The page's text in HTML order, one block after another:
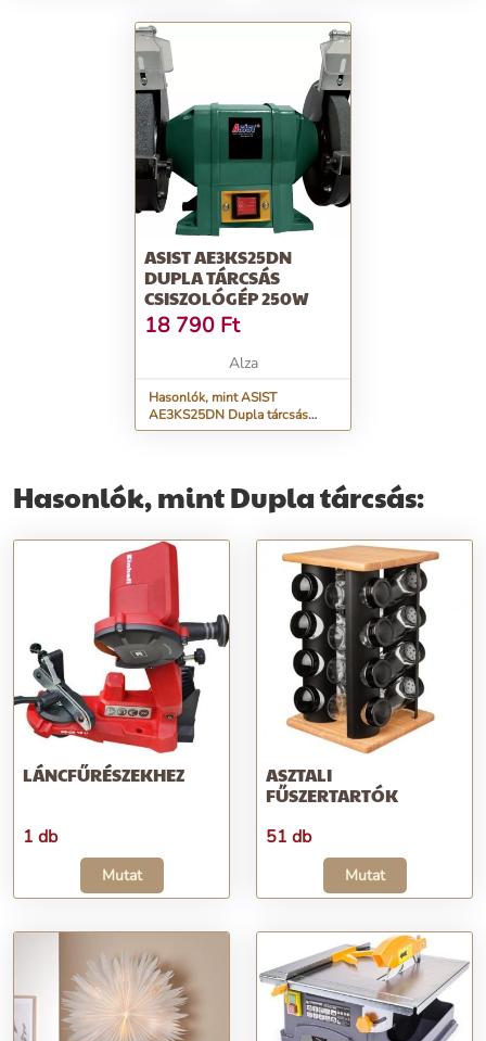
ASIST AE3KS25DN
DUPLA TÁRCSÁS
CSISZOLÓGÉP 250W
18 790 Ft
Alza
Hasonlók, mint ASIST
AE3KS25DN Dupla tárcsás
csiszológép 250W
Hasonlók, mint Dupla tárcsás:
LÁNCFŰRÉSZEKHEZ
1 db
Mutat
ASZTALI
FŰSZERTARTÓK
51 db
Mutat